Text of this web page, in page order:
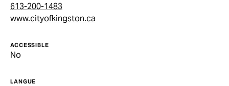
613-200-1483
www.cityofkingston.ca
ACCESSIBLE
No
LANGUE